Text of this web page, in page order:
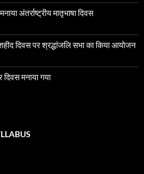
अंतर्राष्ट्रीय मातृभाषा दिवस
दिवस पर श्रद्धांजलि सभा का किया आयोजन
मनाया गया